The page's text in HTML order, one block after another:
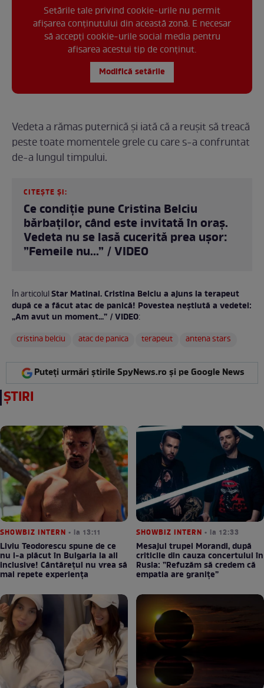
Setările tale privind cookie-urile nu permit
afișarea conținutului din această zonă. E necesar
să accepți cookie-urile social media pentru
afisarea acestui tip de conținut.
Modifică setările
Vedeta a rămas puternică și iată că a reușit să treacă
peste toate momentele grele cu care s-a confruntat
de-a lungul timpului.
CITEȘTE ȘI:
Ce condiție pune Cristina Belciu
bărbaților, când este invitată în oraș.
Vedeta nu se lasă cucerită prea ușor:
”Femeile nu...” / VIDEO
În articolulStar Matinal. Cristina Belciu a ajuns la terapeut
după ce a făcut atac de panică! Povestea neștiută a vedetei:
„Am avut un moment...” / VIDEO:
cristina belciu
atac de panica terapeut antena stars
Puteți urmări știrile SpyNews.ro și pe Google News
ȘTIRI
SHOWBIZ INTERN • la 13:11
Liviu Teodorescu spune de ce
nu i-a plăcut în Bulgaria la all
inclusive! Cântărețul nu vrea să
mai repete experiența
SHOWBIZ INTERN • la 12:33
Mesajul trupei Morandi, după
criticile din cauza concertului în
Rusia: ”Refuzăm să credem că
empatia are granițe”